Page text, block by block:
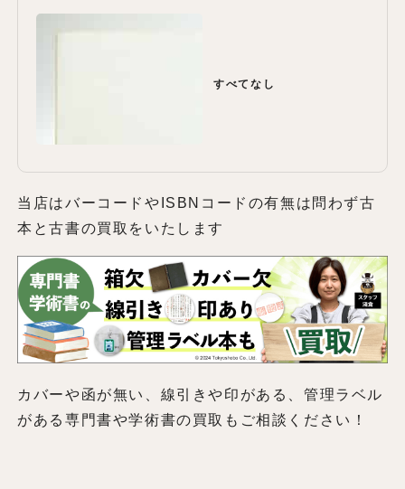
すべてなし
当店はバーコードやISBNコードの有無は問わず古
本と古書の買取をいたします
カバーや函が無い、線引きや印がある、管理ラベル
がある専門書や学術書の買取もご相談ください！